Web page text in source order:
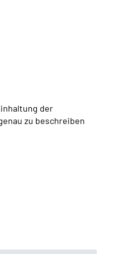
der
zu beschreiben